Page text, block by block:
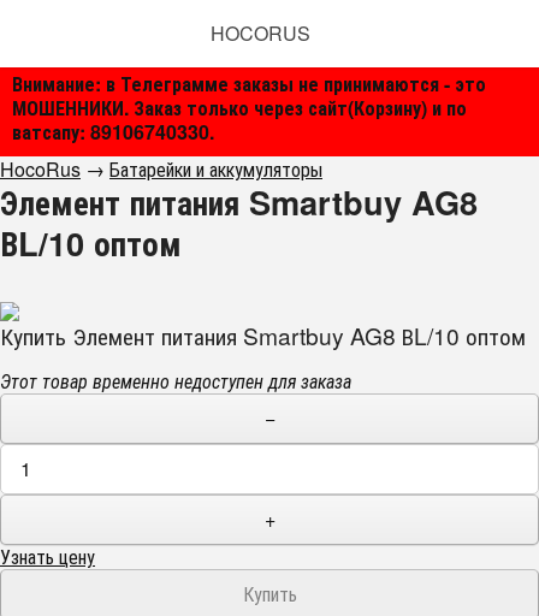
Внимание: в Телеграмме заказы не принимаются - это
МОШЕННИКИ. Заказ только через сайт(Корзину) и по
ватсапу: 89106740330.
HOCORUS
HocoRus → Батарейки и аккумуляторы
Элемент питания Smartbuy AG8
ВL/10 оптом
Купить Элемент питания Smartbuy AG8 ВL/10 оптом
Этот товар временно недоступен для заказа
−
+
Узнать цену